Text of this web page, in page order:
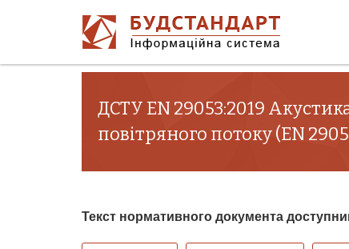
ДСТУ EN 29053:2019
повітряного потоку (EN
Текст нормативного документа